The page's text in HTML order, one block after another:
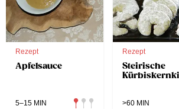
Rezept
Apfelsauce
5–15 MIN
Rezept
Steirische
>60 MIN